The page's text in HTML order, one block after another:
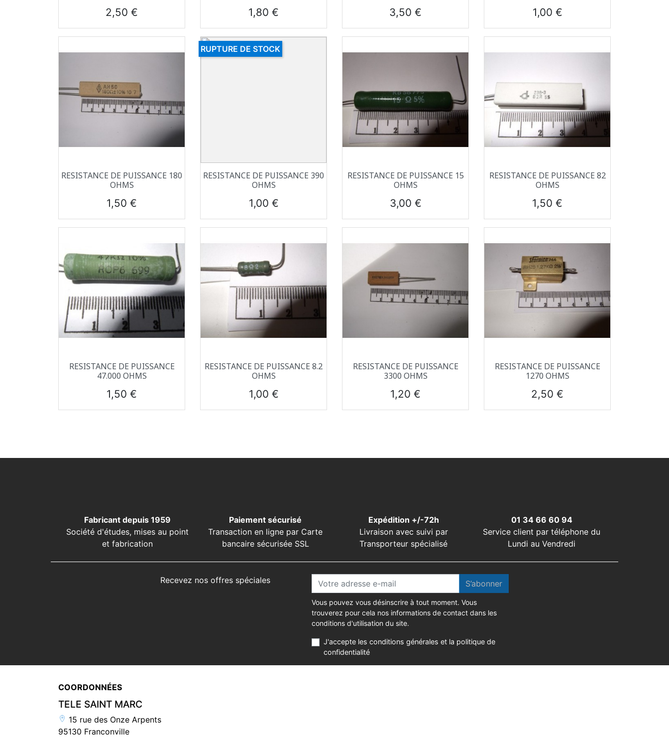
Prix
2,50 € Prix
1,80 € Prix
3,50 € Prix
1,00 €
Aperçu rapide
RESISTANCE DE PUISSANCE 180
OHMS
Prix
1,50 €
Aperçu rapide
RESISTANCE DE PUISSANCE 390
OHMS
Prix
1,00 €
RUPTURE DE STOCK
Aperçu rapide
RESISTANCE DE PUISSANCE 15
OHMS
Prix
3,00 €
Aperçu rapide
RESISTANCE DE PUISSANCE 82
OHMS
Prix
1,50 €
 Aperçu rapide
RESISTANCE DE PUISSANCE
47.000 OHMS
Prix
1,50 €
Aperçu rapide
RESISTANCE DE PUISSANCE 8.2
OHMS
Prix
1,00 €
 Aperçu rapide
RESISTANCE DE PUISSANCE
3300 OHMS
Prix
1,20 €
 Aperçu rapide
RESISTANCE DE PUISSANCE
1270 OHMS
Prix
2,50 €
Fabricant depuis 1959
Société d'études, mises au point
et fabrication
Paiement sécurisé
Transaction en ligne par Carte
bancaire sécurisée SSL
Expédition +/-72h
Livraison avec suivi par
Transporteur spécialisé
01 34 66 60 94
Service client par téléphone du
Lundi au Vendredi
Recevez nos offres spéciales S’abonner
Vous pouvez vous désinscrire à tout moment. Vous
trouverez pour cela nos informations de contact dans les
conditions d'utilisation du site.
J'accepte les conditions générales et la politique de
confidentialité
COORDONNÉES
TELE SAINT MARC
15 rue des Onze Arpents
95130 Franconville